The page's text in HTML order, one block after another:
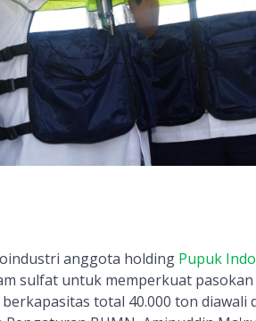
anggota holding Pupuk
sulfat untuk memperkuat
total 40.000 ton diawali